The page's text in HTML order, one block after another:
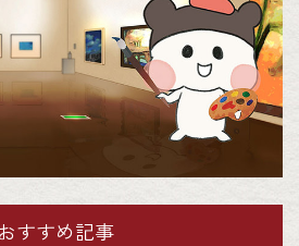
おすすめ記事